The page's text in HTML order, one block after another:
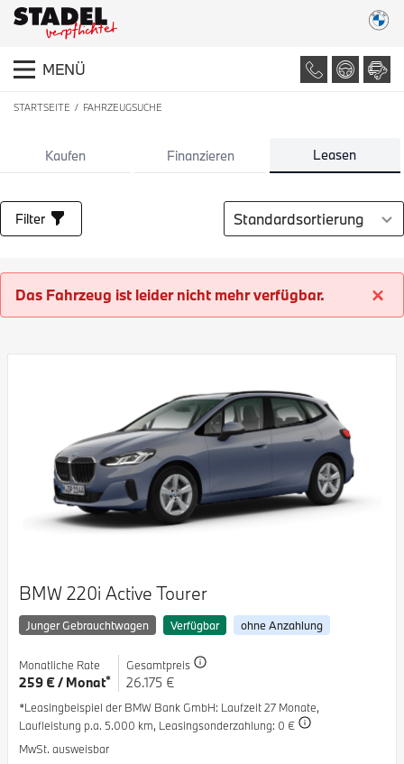
MENÜ
STARTSEITE FAHRZEUGSUCHE
Kaufen Finanzieren Leasen
Filter Sortierung auswählen
Das Fahrzeug ist leider nicht mehr verfügbar.
BMW 220i Active Tourer
Junger Gebrauchtwagen Verfügbar ohne Anzahlung
Monatliche Rate
259 € / Monat*
Gesamtpreis
26.175 €
*Leasingbeispiel der BMW Bank GmbH: Laufzeit 27 Monate,
Laufleistung p.a. 5.000 km, Leasingsonderzahlung: 0 €
MwSt. ausweisbar